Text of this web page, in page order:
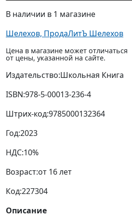
В наличии в 1 магазине
Шелехов, ПродаЛитЪ Шелехов
Цена в магазине может отличаться
от цены, указанной на сайте.
Издательство:Школьная Книга
ISBN:978-5-00013-236-4
Штрих-код:9785000132364
Год:2023
НДС:10%
Возраст:от 16 лет
Код:227304
Описание